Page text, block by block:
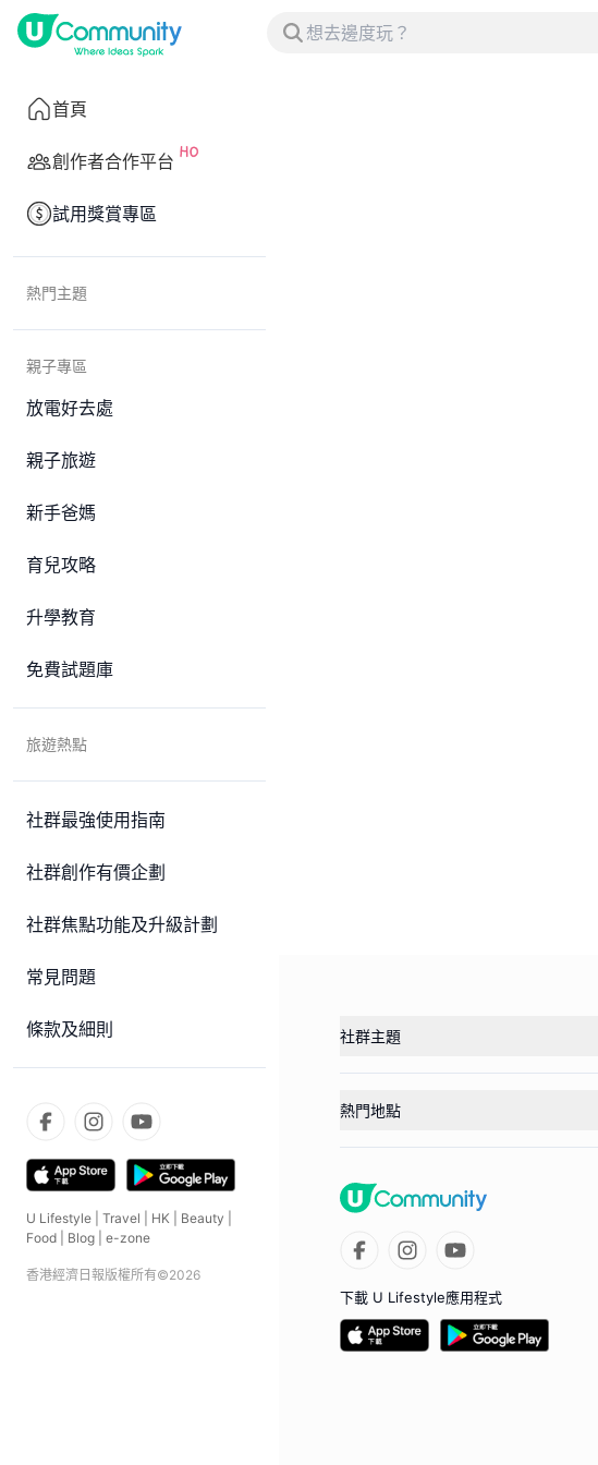
首頁
創作者合作平台
試用獎賞專區
熱門主題
親子專區
放電好去處
親子旅遊
新手爸媽
育兒攻略
升學教育
免費試題庫
旅遊熱點
社群最強使用指南
社群創作有價企劃
社群焦點功能及升級計劃
常見問題
條款及細則
U Lifestyle Travel HK Beauty
Food
Blog e-zone
香港經濟日報版權所有©2026
社群主題
熱門地點
下載 U Lifestyle應用程式